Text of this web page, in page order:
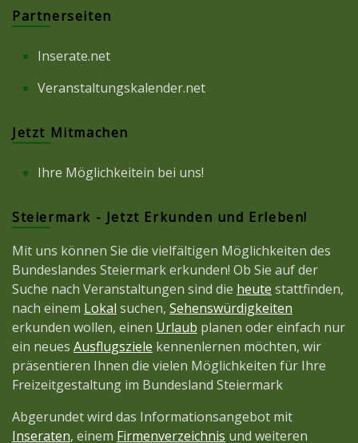
Partnerseiten
Inserate.net
Veranstaltungskalender.net
Jetzt Mitmachen
Ihre Möglichkeitein bei uns!
Steiermark - Jetzt Erkunden und Erleben!
Mit uns können Sie die vielfältigen Möglichkeiten des
Bundeslandes Steiermark erkunden! Ob Sie auf der
Suche nach Veranstaltungen sind die heute stattfinden,
nach einem Lokal suchen, Sehenswürdigkeiten
erkunden wollen, einen Urlaub planen oder einfach nur
ein neues Ausflugsziele kennenlernen möchten, wir
präsentieren Ihnen die vielen Möglichkeiten für Ihre
Freizeitgestaltung im Bundesland Steiermark
Abgerundet wird das Informationsangebot mit
Inseraten, einem Firmenverzeichnis und weiteren